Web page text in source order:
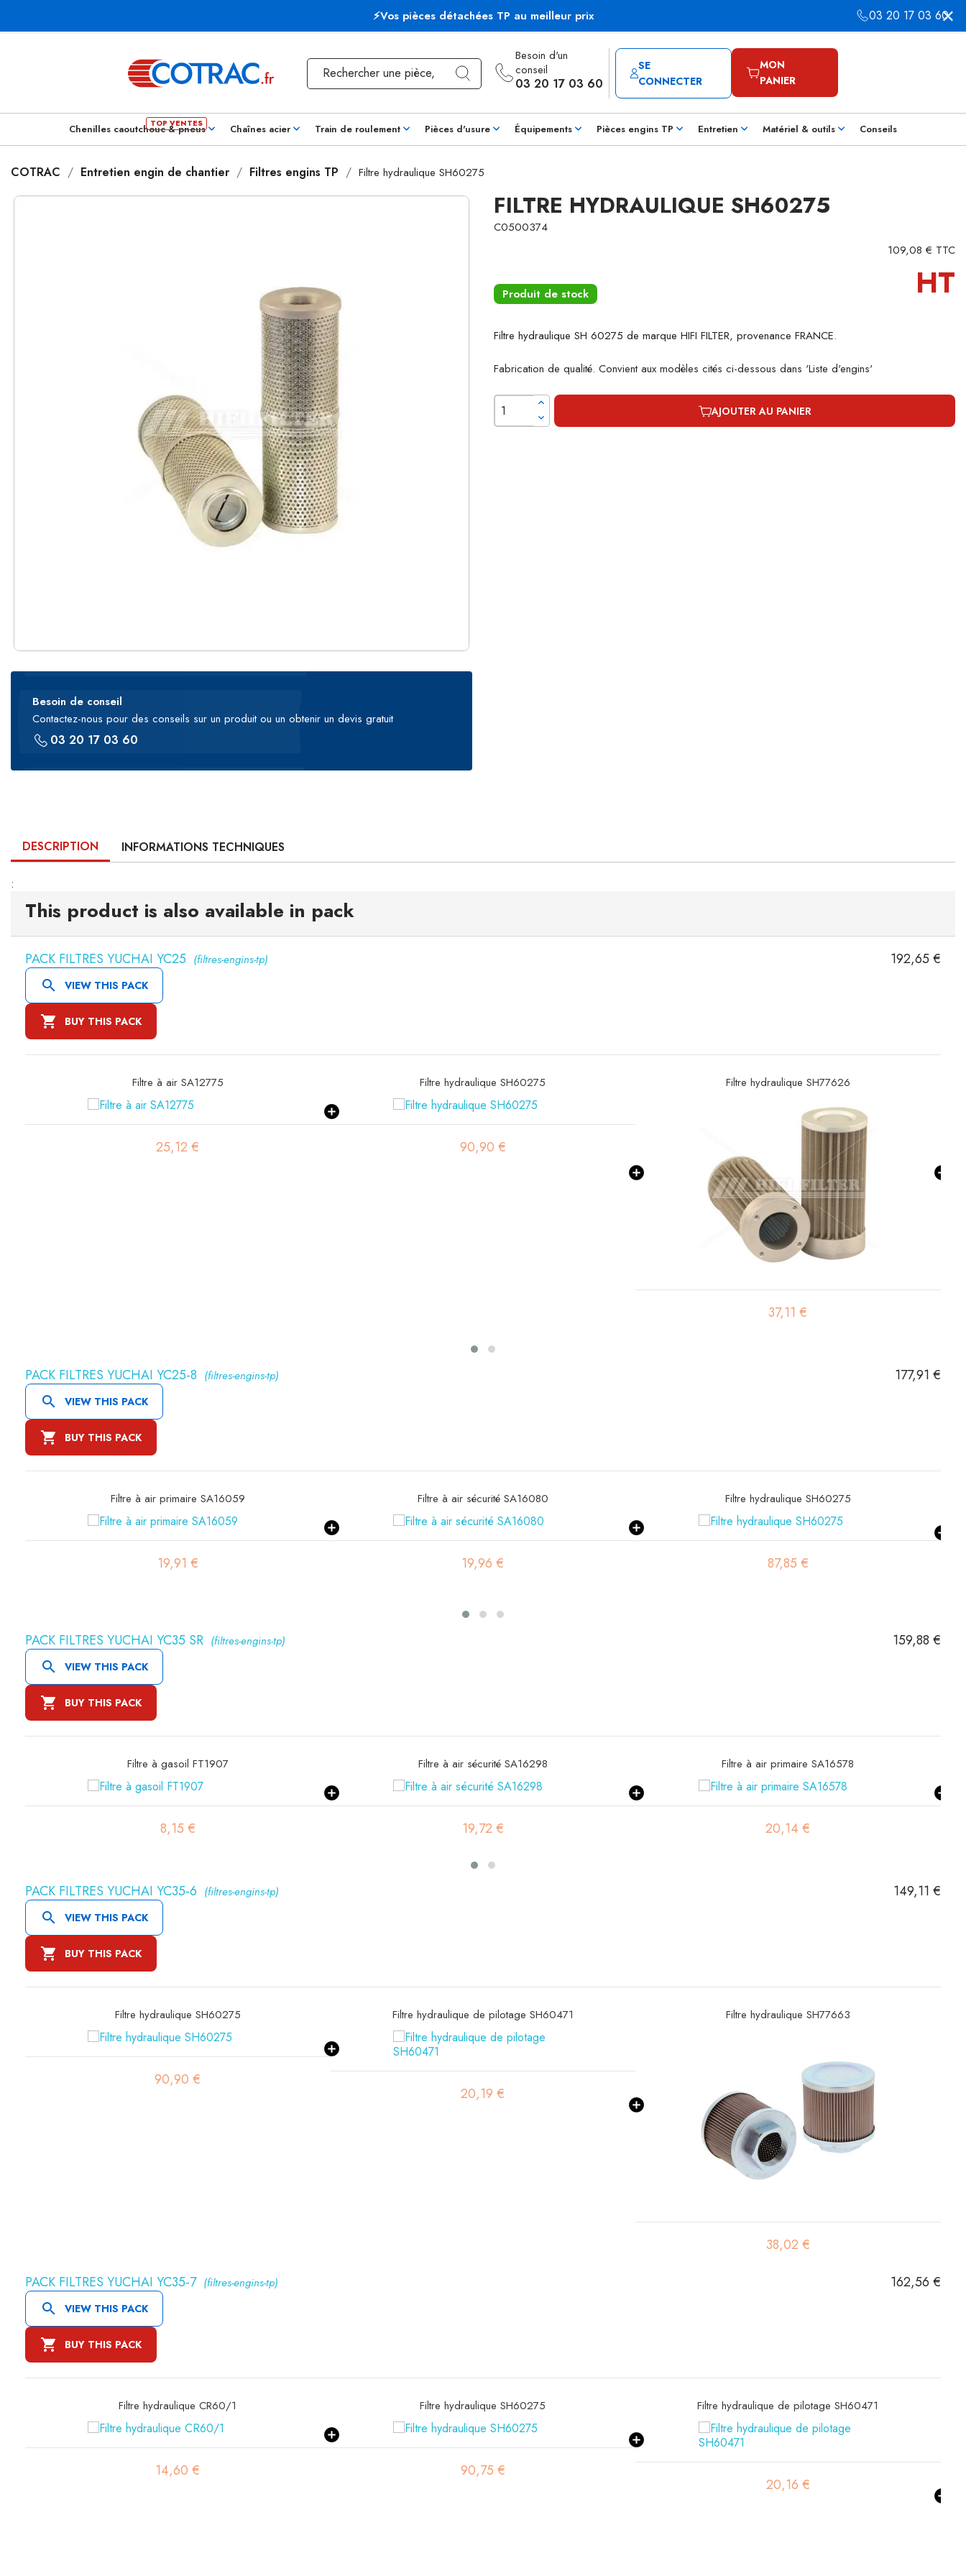
⚡Vos pièces détachées TP au meilleur prix 03 20 17 03 60
Besoin d'un
conseil
03 20 17 03 60
SE
CONNECTER
MON
PANIER
Chenilles caoutchouc & pneus Chaînes acier Train de roulement Pièces d'usure Équipements Pièces engins TP Entretien Matériel & outils Conseils
COTRAC Entretien engin de chantier Filtres engins TP Filtre hydraulique SH60275
Besoin de conseil
Contactez-nous pour des conseils sur un produit ou un obtenir un devis gratuit
03 20 17 03 60
FILTRE HYDRAULIQUE SH60275
C0500374
109,08 € TTC
Produit de stock HT
Filtre hydraulique SH 60275 de marque HIFI FILTER, provenance FRANCE.
Fabrication de qualité. Convient aux modèles cités ci-dessous dans 'Liste d'engins'
AJOUTER AU PANIER
DESCRIPTION INFORMATIONS TECHNIQUES
:
This product is also available in pack
PACK FILTRES YUCHAI YC25 (filtres-engins-tp)
 VIEW THIS PACK
 BUY THIS PACK
192,65 €
Filtre hydraulique SH60275
90,90 €
Filtre hydraulique SH77626 Filtre à gasoil SN1235
9,07 €
PACK FILTRES YUCHAI YC25-8 (filtres-engins-tp)
 VIEW THIS PACK
 BUY THIS PACK
177,91 €
Filtre à air sécurité SA16080
19,96 €
Filtre hydraulique SH60275
87,85 €
Filtre hydraulique de pilotage SH60471
PACK FILTRES YUCHAI YC35 SR (filtres-engins-tp)
 VIEW THIS PACK
 BUY THIS PACK
159,88 €
Filtre à air sécurité SA16298
19,72 €
Filtre à air primaire SA16578
20,14 €
Filtre hydraulique SH60275
90,83 €
PACK FILTRES YUCHAI YC35-6 (filtres-engins-tp)
 VIEW THIS PACK
 BUY THIS PACK
149,11 €
Filtre hydraulique SH60275
90,90 €
Filtre hydraulique de pilotage SH60471
20,19 €
Filtre hydraulique SH77663
38,02 €
PACK FILTRES YUCHAI YC35-7 (filtres-engins-tp)
 VIEW THIS PACK
 BUY THIS PACK
162,56 €
Filtre hydraulique SH60275
90,75 €
Filtre hydraulique de pilotage SH60471 Filtre hydraulique SH77626